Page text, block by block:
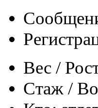
Вес /
Стаж /